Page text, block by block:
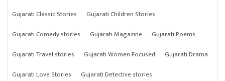
Gujarati Classic Stories
Gujarati Children Stories
Gujarati Comedy stories
Gujarati Magazine
Gujarati Poems
Gujarati Travel stories
Gujarati Women Focused
Gujarati Drama
Gujarati Love Stories
Gujarati Detective stories